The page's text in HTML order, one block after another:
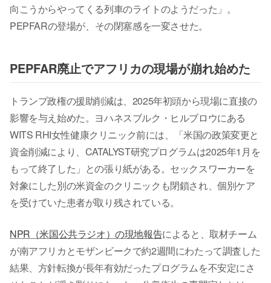
向こうからやってくる列車のライトのようだった」。
PEPFARの登場が、その閉塞感を一変させた。
PEPFAR廃止でアフリカの現場が崩れ始めた
トランプ政権の援助削減は、2025年初頭から現場に直接の
影響を与え始めた。ヨハネスブルク・ヒルブロウにある
WITS RHI女性健康クリニック前には、「米国の政策変更と
資金削減により、CATALYST研究プログラムは2025年1月を
もって終了した」との張り紙がある。セックスワーカーを
対象にした別の米資金のクリニックも閉鎖され、個別ケア
を受けていた患者が取り残されている。
NPR（米国公共ラジオ）の現地報告によると、取材チーム
が南アフリカとモザンビークで約2週間にわたって調査した
結果、方針転換が長年有効だったプログラムを不安定にさ